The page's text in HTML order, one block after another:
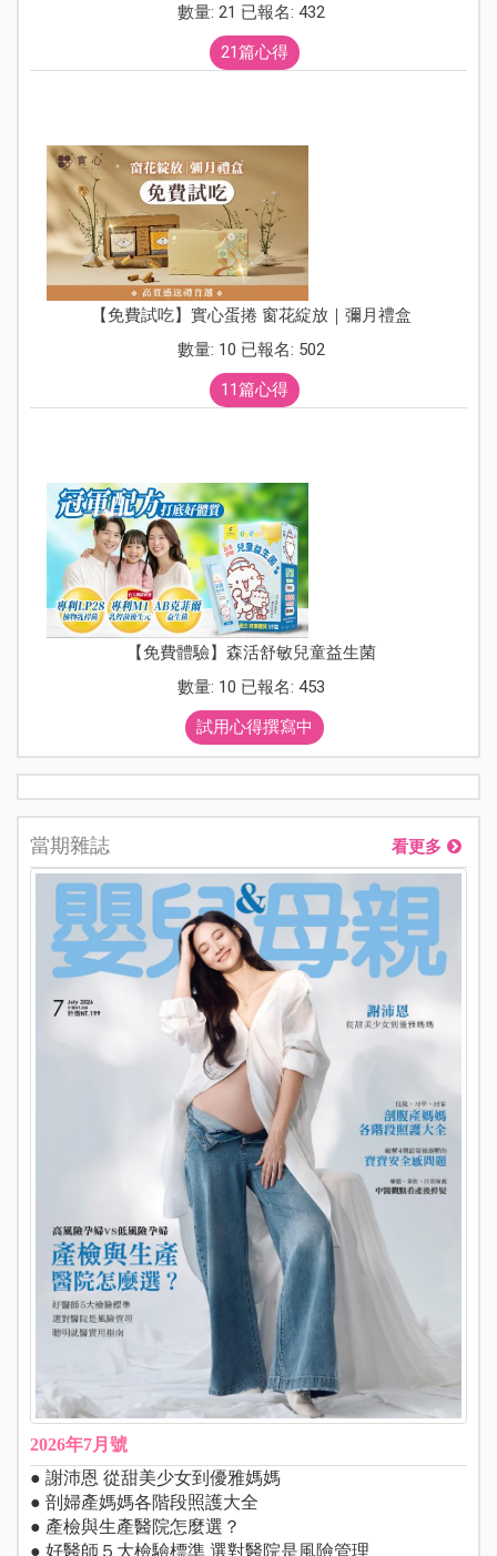
數量: 21 已報名: 432
21篇心得
【免費試吃】實心蛋捲 窗花綻放｜彌月禮盒
數量: 10 已報名: 502
11篇心得
【免費體驗】森活舒敏兒童益生菌
數量: 10 已報名: 453
試用心得撰寫中
當期雜誌 看更多
2026年7月號
● 謝沛恩 從甜美少女到優雅媽媽
● 剖婦產媽媽各階段照護大全
● 產檢與生產醫院怎麼選？
● 好醫師５大檢驗標準 選對醫院是風險管理